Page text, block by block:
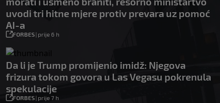
uvodi tri hitne mjere protiv prevara uz pomoć
AI-a
FORBES| prije 6 h
Da li je Trump promijenio imidž: Njegova
frizura tokom govora u Las Vegasu pokrenula
spekulacije
FORBES| prije 7 h